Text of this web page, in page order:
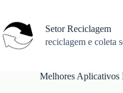
conteúdo
Setor Reciclagem
reciclagem e coleta
Melhores Aplicativos